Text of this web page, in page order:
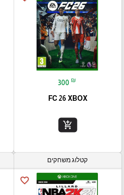
300 ₪
FC 26 XBOX
add_shopping_cart
קטלוג משחקים
favorite_border